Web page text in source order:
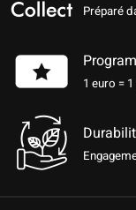
Préparé
1 euro =